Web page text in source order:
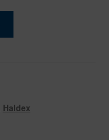
Haldex